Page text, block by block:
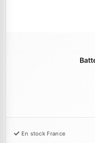
En stock France